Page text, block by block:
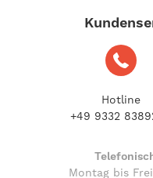
Hotline
+49 9332
Montag bis